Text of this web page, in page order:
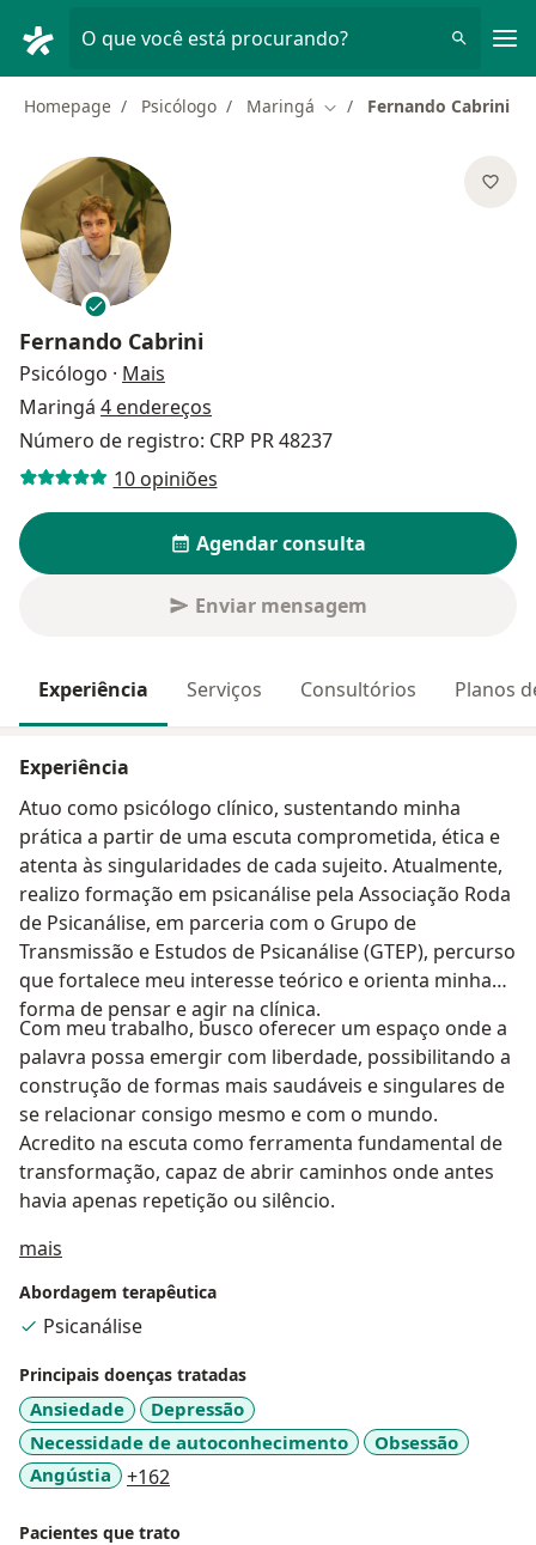
O que você está procurando?
Homepage Psicólogo Maringá Mudar de cidade
Fernando Cabrini
Fernando Cabrini
Psicólogo · Mais
Maringá 4 endereços
Número de registro: CRP PR 48237
10 opiniões
Agendar consulta
Enviar mensagem
Experiência Serviços Consultórios Planos
Experiência
Atuo como psicólogo clínico, sustentando minha
prática a partir de uma escuta comprometida, ética e
atenta às singularidades de cada sujeito. Atualmente,
realizo formação em psicanálise pela Associação Roda
de Psicanálise, em parceria com o Grupo de
Transmissão e Estudos de Psicanálise (GTEP), percurso
que fortalece meu interesse teórico e orienta minha
forma de pensar e agir na clínica.
Com meu trabalho, busco oferecer um espaço onde a
palavra possa emergir com liberdade, possibilitando a
construção de formas mais saudáveis e singulares de
se relacionar consigo mesmo e com o mundo.
Acredito na escuta como ferramenta fundamental de
transformação, capaz de abrir caminhos onde antes
havia apenas repetição ou silêncio.
mais
Abordagem terapêutica
Psicanálise
Principais doenças tratadas
Ansiedade
Depressão
Necessidade de autoconhecimento
Obsessão
Angústia
+162
Pacientes que trato